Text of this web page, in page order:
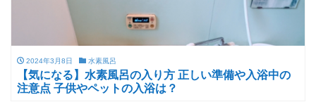
2024年3月8日 水素風呂
【気になる】水素風呂の入り方 正しい準備や入浴中の
注意点 子供やペットの入浴は？